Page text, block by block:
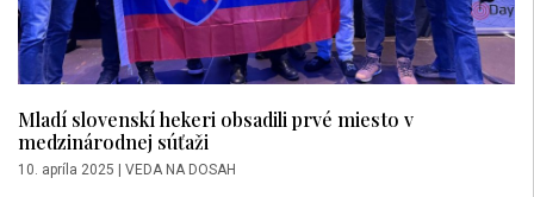
Mladí slovenskí hekeri obsadili prvé miesto v
medzinárodnej súťaži
10. apríla 2025 | VEDA NA DOSAH